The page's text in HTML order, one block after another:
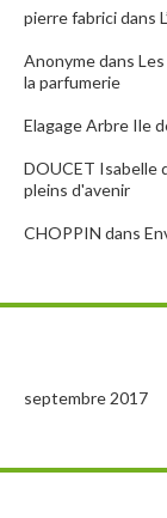
pierre fabricidans
Anonymedans
la parfumerie
Elagage Arbre Ile
DOUCET Isabelle
pleins d'avenir
CHOPPIN dans
septembre 2017